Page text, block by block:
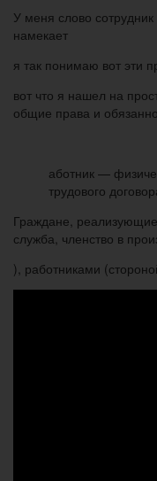
У меня слово
намекает
я так понимаю вот эти
вот что я нашел на
общие права и
аботник —
трудового
Граждане,
служба, членство в
), работниками